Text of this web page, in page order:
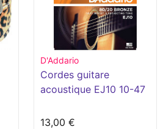
D'Addario
Cordes guitare
acoustique EJ10 10-47
13,00 €